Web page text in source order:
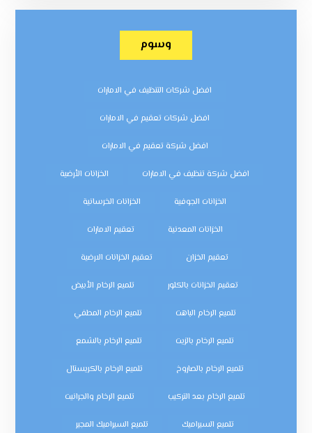
وسوم
افضل شركات التنظيف في الامارات
افضل شركات تعقيم في الامارات
افضل شركة تعقيم في الامارات
افضل شركة تنظيف في الامارات الخزانات الأرضية
الخزانات الجوفية الخزانات الخرسانية
الخزانات المعدنية تعقيم الامارات
تعقيم الخزان تعقيم الخزانات الارضية
تعقيم الخزانات بالكلور تلميع الرخام الأبيض
تلميع الرخام الباهت تلميع الرخام المطفي
تلميع الرخام بالزيت تلميع الرخام بالشمع
تلميع الرخام بالصاروخ تلميع الرخام بالكريستال
تلميع الرخام بعد التركيب تلميع الرخام والجرانيت
تلميع السيراميك تلميع السيراميك المجير